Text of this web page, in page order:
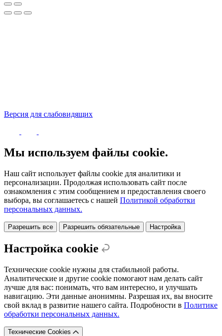
Версия для слабовидящих
Мы используем файлы cookie.
Наш сайт использует файлы cookie для аналитики и
персонализации. Продолжая использовать сайт после
ознакомления с этим сообщением и предоставления своего
выбора, вы соглашаетесь с нашей Политикой обработки
персональных данных.
Разрешить все Разрешить обязательные Настройка
Настройка cookie
Технические cookie нужны для стабильной работы.
Аналитические и другие cookie помогают нам делать сайт
лучше для вас: понимать, что вам интересно, и улучшать
навигацию. Эти данные анонимны. Разрешая их, вы вносите
свой вклад в развитие нашего сайта. Подробности в Политике
обработки персональных данных.
Технические Cookies